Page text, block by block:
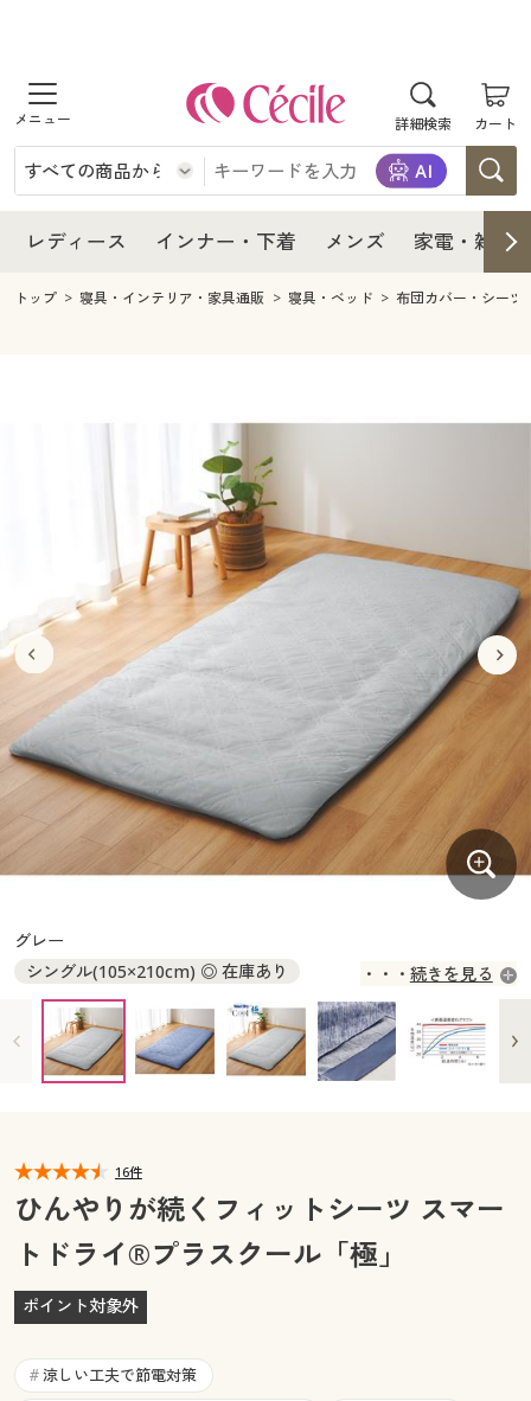
詳細検索 カート
商品を探す
レディース
レディースファッション
インナー・下着
インナー・下着通販すべて
メンズ下着
ジュニア・ティーンズ下着
メンズ
メンズファッション
家電・雑貨すべて
キッチン・雑貨・日用品
寝具・インテリア・家具
寝具・インテリア・家具通販すべて
家具・収納
寝具・ベッド
カーテン・ラグ・ファブリック
美容・健康通販すべて
美容・健康・サプリメント
制服・スクール
制服・スクールすべて
制服・学生服
ジュニア・ティーンズ下着
大きいサイズ
大きいサイズ通販すべて
大きいサイズ レディース服
大きいサイズ レディース下着
大きいサイズ 事務・制服
バーゲン
バーゲンセール
シークレットセール
詳細検索
商品カテゴリ一覧
カタログ
カタログ・チラシからのご注文
デジタルカタログ
カタログ無料プレゼント
マイページ
閲覧履歴
お気に入り
サポート
レディース インナー・下着 メンズ 家電・雑貨
レディース
レディース通販すべて
レディースファッション
インナー・下着
インナー・下着通販すべて
メンズ
キッチン・雑貨・日用品
カーテン・ラグ・ファブリック
美容・健康・サプリメント
制服・スクールすべて
制服・学生服
ジュニア・ティーンズ下着
大きいサイズ通販すべて
大きいサイズ レディース服
大きいサイズ レディース下着
大きいサイズ メンズ
大きいサイズ 事務・制服
バーゲン
バーゲンセール
シークレットセール
詳細検索
商品カテゴリ一覧
カタログ
カタログ・チラシからのご注文
カタログ無料プレゼント
会員メニュー
閲覧履歴
お気に入り
サポート
トップ 寝具・インテリア・家具通販 寝具・ベッド 布団カバー・シーツ
グレー
シングル(105×210cm) ◎ 在庫あり
セミダブル(125×210cm) ◎ 在庫あり
ダブル(145×210cm) ◎ 在庫あり
続きを見る
16件
ひんやりが続くフィットシーツ スマー
トドライ®プラスクール「極」
ポイント対象外
# 涼しい工夫で節電対策